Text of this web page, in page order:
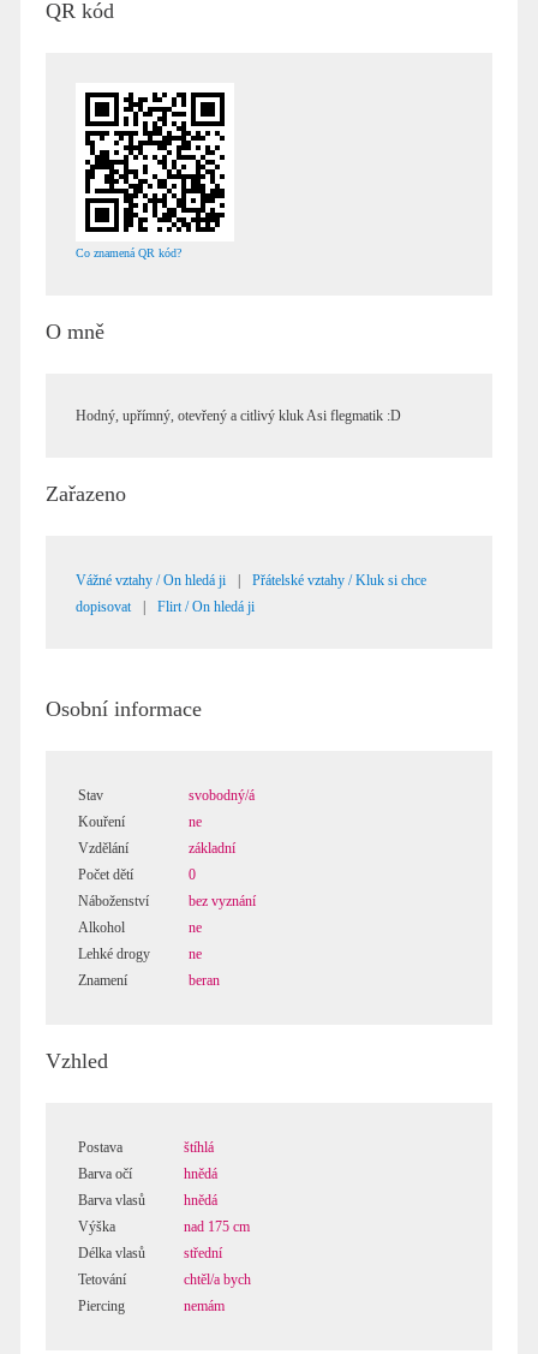
QR kód
Co znamená QR kód?
O mně
Hodný, upřímný, otevřený a citlivý kluk Asi flegmatik :D
Zařazeno
Vážné vztahy / On hledá ji
Přátelské vztahy / Kluk si chce
dopisovat
Flirt / On hledá ji
Osobní informace
Stav
svobodný/á
Kouření
ne
Vzdělání
základní
Počet dětí
0
Náboženství
bez vyznání
Alkohol
ne
Lehké drogy
ne
Znamení
beran
Vzhled
Postava
štíhlá
Barva očí
hnědá
Barva vlasů
hnědá
Výška
nad 175 cm
Délka vlasů
střední
Tetování
chtěl/a bych
Piercing
nemám